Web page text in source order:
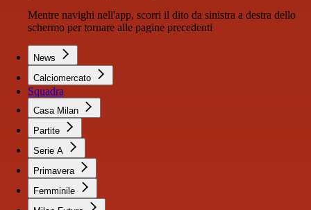
Mentre navighi nell'app, scorri il dito da sinistra a destra dello
schermo per tornare alle pagine precedenti
News
Calciomercato
Squadra
Casa Milan
Partite
Serie A
Primavera
Femminile